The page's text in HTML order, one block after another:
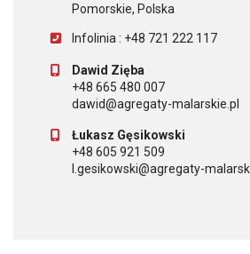
Pomorskie, Polska
Infolinia : +48 721 222 117
Dawid Zięba
+48 665 480 007
dawid@agregaty-malarskie.pl
Łukasz Gęsikowski
+48 605 921 509
l.gesikowski@agregaty-